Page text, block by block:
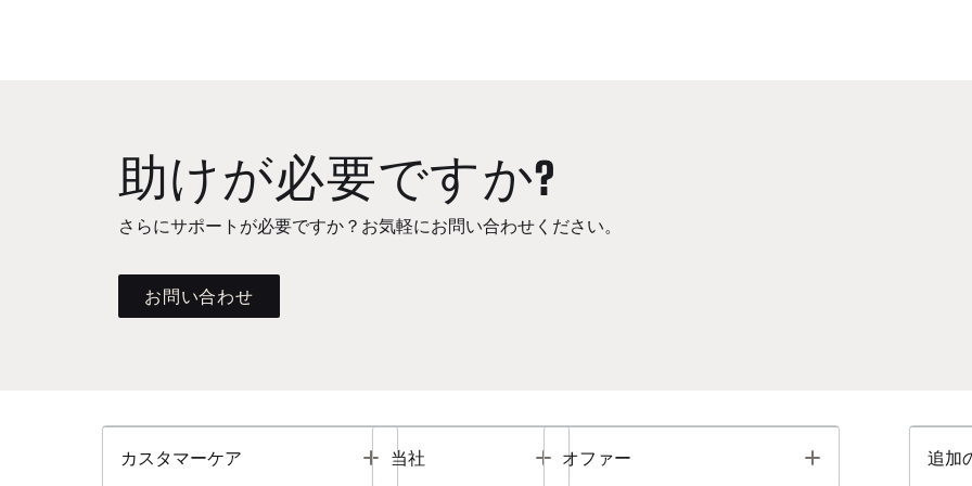
助けが必要ですか?
さらにサポートが必要ですか？お気軽にお問い合わせください。
お問い合わせ
カスタマーケア Toggle
当社 Toggle
オファー Toggle 追加